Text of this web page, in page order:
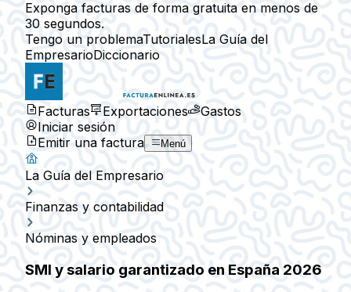
Exponga facturas de forma gratuita en menos de
30 segundos.
Tengo un problemaTutorialesLa Guía del
EmpresarioDiccionario
Facturas Exportaciones
Gastos
Iniciar sesión
Emitir una factura
Menú
La Guía del Empresario
Finanzas y contabilidad
Nóminas y empleados
SMI y salario garantizado en España 2026